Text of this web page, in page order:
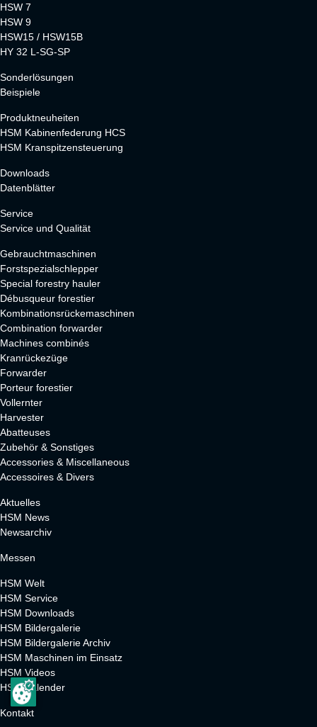
HSW 7
HSW 9
HSW15 / HSW15B
HY 32 L-SG-SP
Sonderlösungen
Beispiele
Produktneuheiten
HSM Kabinenfederung HCS
HSM Kranspitzensteuerung
Downloads
Datenblätter
Service
Service und Qualität
Gebrauchtmaschinen
Forstspezialschlepper
Special forestry hauler
Débusqueur forestier
Kombinationsrückemaschinen
Combination forwarder
Machines combinés
Kranrückezüge
Forwarder
Porteur forestier
Vollernter
Harvester
Abatteuses
Zubehör & Sonstiges
Accessories & Miscellaneous
Accessoires & Divers
Aktuelles
HSM News
Newsarchiv
Messen
HSM Welt
HSM Service
HSM Downloads
HSM Bildergalerie
HSM Bildergalerie Archiv
HSM Maschinen im Einsatz
HSM Videos
HSM Kalender
Kontakt